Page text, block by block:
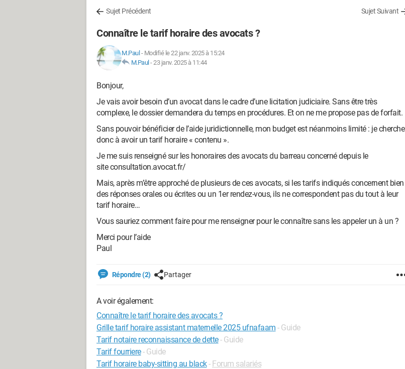
Sujet Précédent Sujet Suivant
Connaître le tarif horaire des avocats ?
M.Paul - Modifié le 22 janv. 2025 à 15:24
M.Paul -23 janv. 2025 à 11:44
Bonjour,
Je vais avoir besoin d’un avocat dans le cadre d’une licitation judiciaire. Sans être très
complexe, le dossier demandera du temps en procédures. Et on ne me propose pas de forfait.
Sans pouvoir bénéficier de l’aide juridictionnelle, mon budget est néanmoins limité : je cherche
donc à avoir un tarif horaire « contenu ».
Je me suis renseigné sur les honoraires des avocats du barreau concerné depuis le
site consultation.avocat.fr/
Mais, après m’être approché de plusieurs de ces avocats, si les tarifs indiqués concernent bien
des réponses orales ou écrites ou un 1er rendez-vous, ils ne correspondent pas du tout à leur
tarif horaire…
Vous sauriez comment faire pour me renseigner pour le connaître sans les appeler un à un ?
Merci pour l’aide
Paul
Répondre (2) Partager
A voir également:
Connaître le tarif horaire des avocats ?
Grille tarif horaire assistant maternelle 2025 ufnafaam - Guide
Tarif notaire reconnaissance de dette- Guide
Tarif fourriere- Guide
Tarif horaire baby-sitting au black- Forum salariés